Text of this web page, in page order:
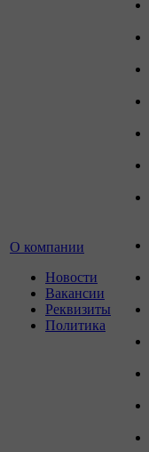
О компании
Новости
Вакансии
Реквизиты
Политика